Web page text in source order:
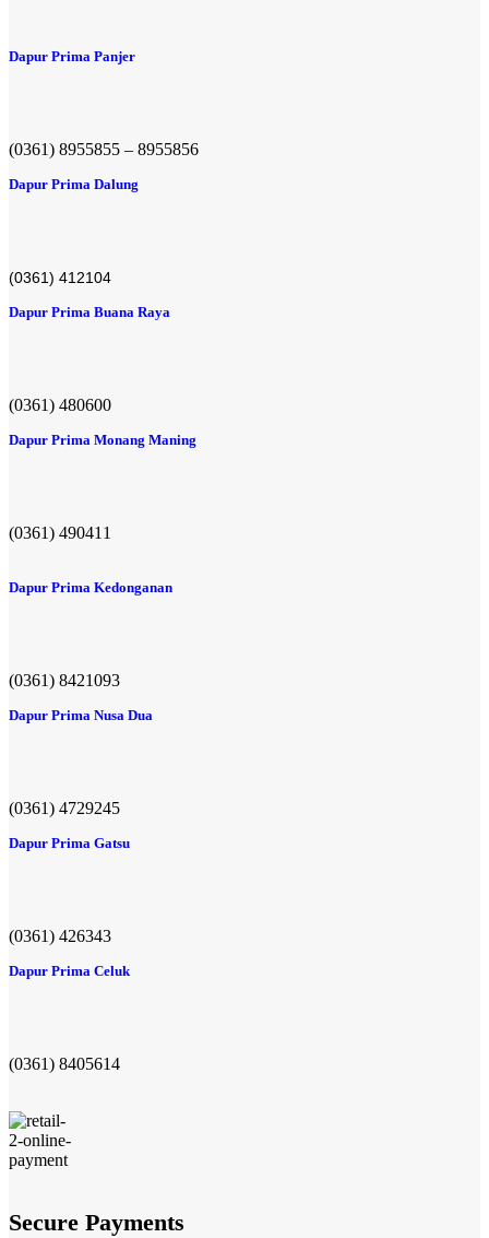
Dapur Prima Panjer
(0361) 8955855 – 8955856​
Dapur Prima Dalung
(0361) 412104
Dapur Prima Buana Raya
(0361) 480600
Dapur Prima Monang Maning
(0361) 490411​
Dapur Prima Kedonganan
(0361) 8421093
Dapur Prima Nusa Dua
(0361) 4729245
Dapur Prima Gatsu
(0361) 426343
Dapur Prima Celuk
(0361) 8405614
Secure Payments